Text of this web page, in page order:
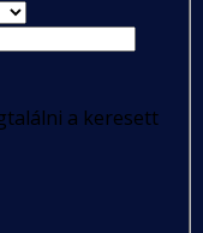
a keresett